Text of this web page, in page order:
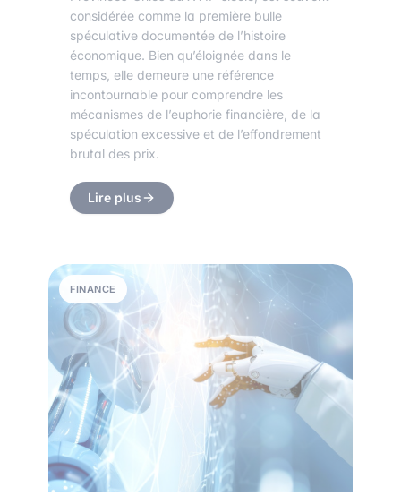
considérée comme la première bulle
spéculative documentée de l’histoire
économique. Bien qu’éloignée dans le
temps, elle demeure une référence
incontournable pour comprendre les
mécanismes de l’euphorie financière, de la
spéculation excessive et de l’effondrement
brutal des prix.
Lire plus
FINANCE